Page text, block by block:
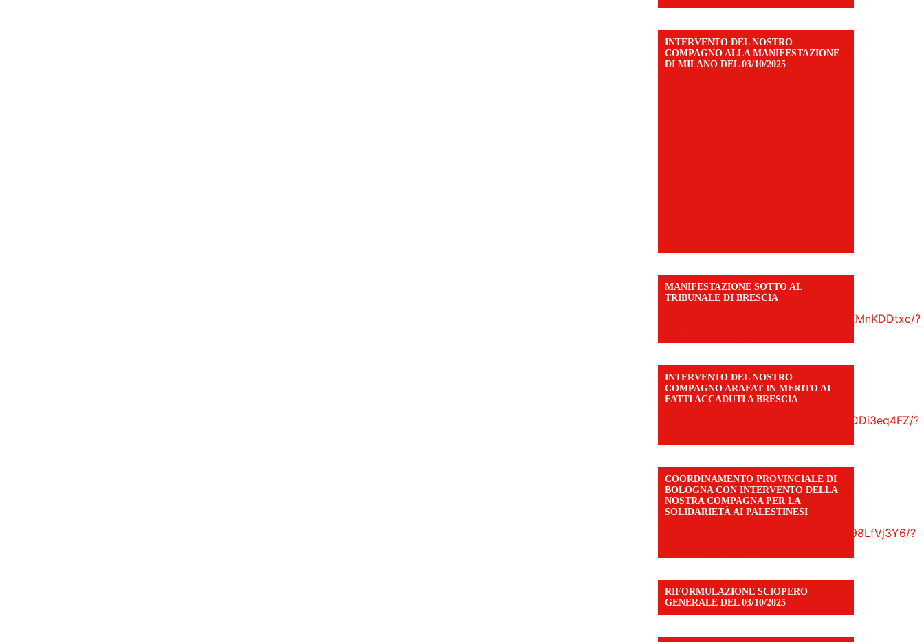
INTERVENTO DEL NOSTRO
COMPAGNO ALLA MANIFESTAZIONE
DI MILANO DEL 03/10/2025
MANIFESTAZIONE SOTTO AL
TRIBUNALE DI BRESCIA
https://www.facebook.com/share/r/1EMnKDDtxc/?
INTERVENTO DEL NOSTRO
COMPAGNO ARAFAT IN MERITO AI
FATTI ACCADUTI A BRESCIA
https://www.facebook.com/share/v/1DDi3eq4FZ/?
COORDINAMENTO PROVINCIALE DI
BOLOGNA CON INTERVENTO DELLA
NOSTRA COMPAGNA PER LA
SOLIDARIETÀ AI PALESTINESI
https://www.facebook.com/share/v/198LfVj3Y6/?
RIFORMULAZIONE SCIOPERO
GENERALE DEL 03/10/2025